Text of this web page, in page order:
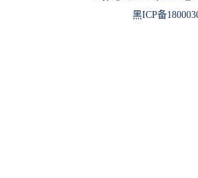
黑ICP备